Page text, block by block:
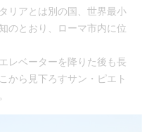
リアとは別の国、世界最小
のとおり、ローマ市内に位
レベーターを降りた後も長
から見下ろすサン・ピエト